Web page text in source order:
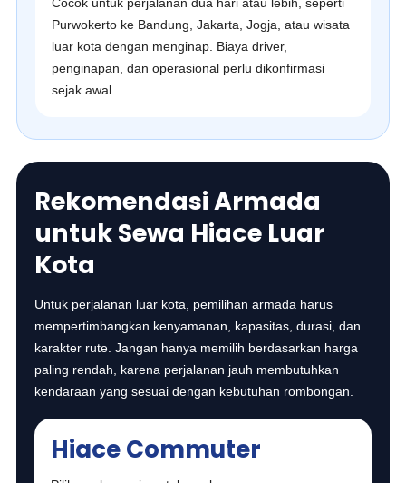
Purwokerto ke Bandung, Jakarta, Jogja, atau wisata
luar kota dengan menginap. Biaya driver,
penginapan, dan operasional perlu dikonfirmasi
sejak awal.
Rekomendasi Armada
untuk Sewa Hiace Luar
Kota
Untuk perjalanan luar kota, pemilihan armada harus
mempertimbangkan kenyamanan, kapasitas, durasi, dan
karakter rute. Jangan hanya memilih berdasarkan harga
paling rendah, karena perjalanan jauh membutuhkan
kendaraan yang sesuai dengan kebutuhan rombongan.
Hiace Commuter